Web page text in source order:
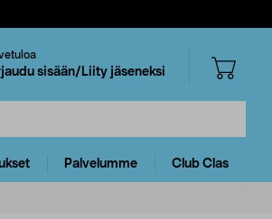
sisään/Liity jäseneksi
Palvelumme Club Clas